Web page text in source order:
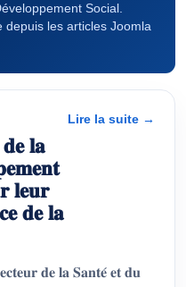
Social.
les articles Joomla
𝐥𝐚
𝐥𝐞𝐮𝐫
𝐝𝐞 𝐥𝐚
Lire la suite →
𝐝𝐞 𝐥𝐚 𝐒𝐚𝐧𝐭𝐞́ 𝐞𝐭 𝐝𝐮